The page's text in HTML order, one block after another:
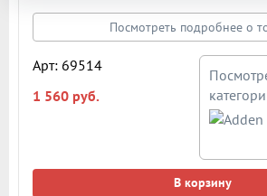
Посмотреть подробнее о
Арт: 69514
1 560 руб.
В корзину